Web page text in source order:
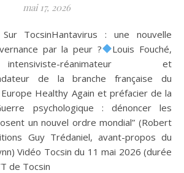
mai 17, 2026
par la peur ?
Louis Fouché,
réanimateur et
de la branche française du
Healthy Again et préfacier de la
psychologique : dénoncer les
un nouvel ordre mondial” (Robert
Guy Trédaniel, avant-propos du
Vidéo Tocsin du 11 mai 2026 (durée
de Tocsin